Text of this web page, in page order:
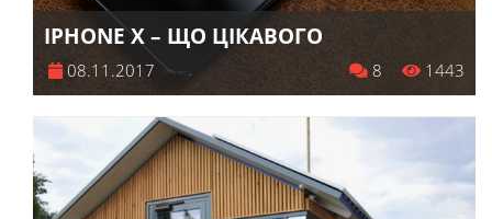
IPHONE X – ЩО ЦІКАВОГО
08.11.2017 1443
8